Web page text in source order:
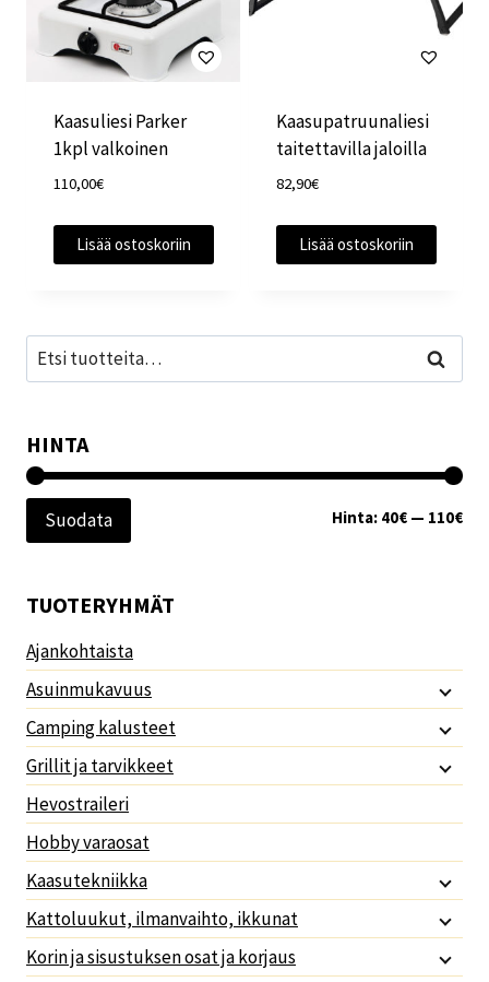
Kaasuliesi Parker
1kpl valkoinen
110,00€
Lisää ostoskoriin
Kaasupatruunaliesi
taitettavilla jaloilla
82,90€
Lisää ostoskoriin
Etsi: Haku
HINTA
Suodata Hinta: 40€ — 110€
TUOTERYHMÄT
Ajankohtaista
Asuinmukavuus
Camping kalusteet
Grillit ja tarvikkeet
Hevostraileri
Hobby varaosat
Kaasutekniikka
Kattoluukut, ilmanvaihto, ikkunat
Korin ja sisustuksen osat ja korjaus